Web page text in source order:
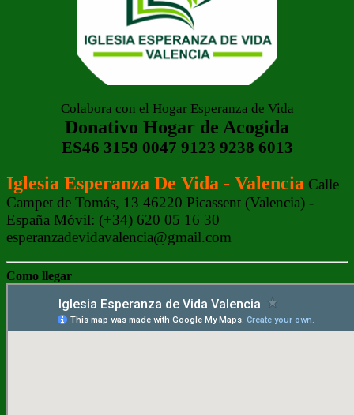
Colabora con el Hogar Esperanza de Vida
Donativo Hogar de Acogida
ES46 3159 0047 9123 9238 6013
Iglesia Esperanza De Vida - Valencia Calle
Campet de Tomás, 13 46220 Picassent (Valencia) -
España Móvil: (+34) 620 05 16 30
esperanzadevidavalencia@gmail.com
Como llegar